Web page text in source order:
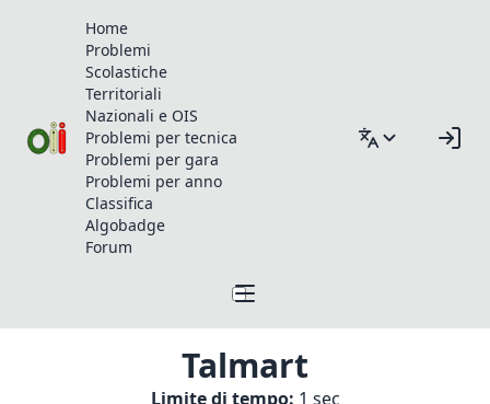
Home
Problemi
Scolastiche
Territoriali
Nazionali e OIS
Problemi per tecnica
Problemi per gara
Problemi per anno
Classifica
Algobadge
Forum
Talmart
Limite di tempo: 1 sec